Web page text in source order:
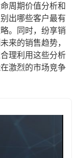
周期价值分析和
出哪些客户最有
。同时，纷享销
来的销售趋势，
理利用这些分析
激烈的市场竞争